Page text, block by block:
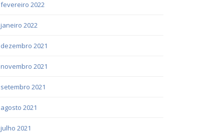
fevereiro 2022
janeiro 2022
dezembro 2021
novembro 2021
setembro 2021
agosto 2021
julho 2021